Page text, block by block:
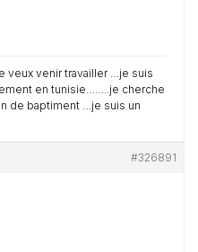
veux venir travailler …je suis
en tunisie……..je cherche
de baptiment …je suis un
#326891